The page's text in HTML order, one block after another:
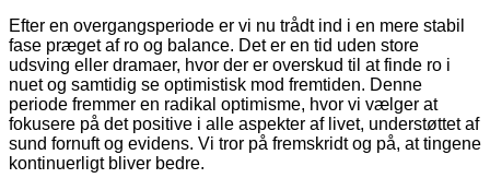
Efter en overgangsperiode er vi nu trådt ind i en mere stabil
fase præget af ro og balance. Det er en tid uden store
udsving eller dramaer, hvor der er overskud til at finde ro i
nuet og samtidig se optimistisk mod fremtiden. Denne
periode fremmer en radikal optimisme, hvor vi vælger at
fokusere på det positive i alle aspekter af livet, understøttet af
sund fornuft og evidens. Vi tror på fremskridt og på, at tingene
kontinuerligt bliver bedre.